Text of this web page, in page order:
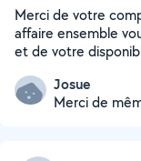
Merci de votre
affaire ensemble
et de votre
Josue
Merci de